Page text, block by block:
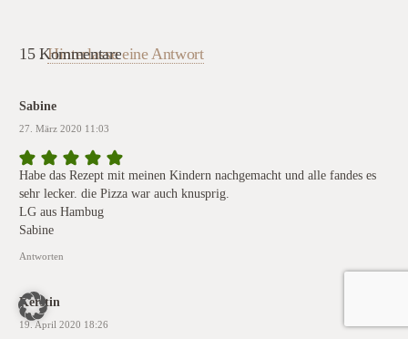
15 Kommentare
. Hinterlasse eine Antwort
Sabine
27. März 2020 11:03
Habe das Rezept mit meinen Kindern nachgemacht und alle fandes es
sehr lecker. die Pizza war auch knusprig.
LG aus Hambug
Sabine
Antworten
Kerstin
19. April 2020 18:26